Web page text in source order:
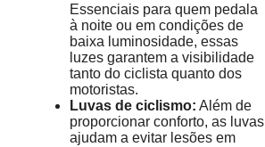
Essenciais para quem pedala
à noite ou em condições de
baixa luminosidade, essas
luzes garantem a visibilidade
tanto do ciclista quanto dos
motoristas.
Luvas de ciclismo: Além de
proporcionar conforto, as luvas
ajudam a evitar lesões em